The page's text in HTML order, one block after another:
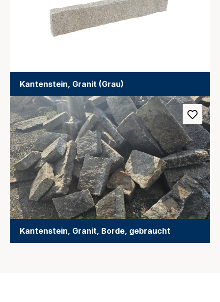
Kantenstein, Granit (Grau)
Kantenstein, Granit, Borde, gebraucht